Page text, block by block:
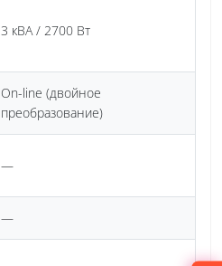
3 кВА / 2700 Вт
On-line (двойное
преобразование)
—
—